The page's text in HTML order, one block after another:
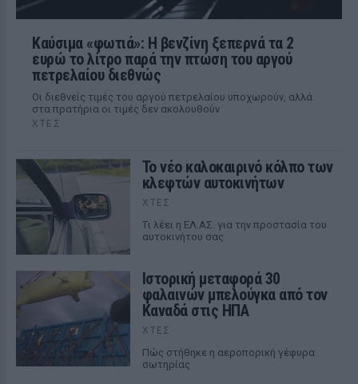
Καύσιμα «φωτιά»: Η βενζίνη ξεπερνά τα 2
ευρώ το λίτρο παρά την πτώση του αργού
πετρελαίου διεθνώς
Οι διεθνείς τιμές του αργού πετρελαίου υποχωρούν, αλλά
στα πρατήρια οι τιμές δεν ακολουθούν
ΧΤΕΣ
Το νέο καλοκαιρινό κόλπο των
κλεφτών αυτοκινήτων
ΧΤΕΣ
Tι λέει η ΕΛ.ΑΣ. για την προστασία του
αυτοκινήτου σας
Ιστορική μεταφορά 30
φαλαινών μπελούγκα από τον
Καναδά στις ΗΠΑ
ΧΤΕΣ
Πώς στήθηκε η αεροπορική γέφυρα
σωτηρίας